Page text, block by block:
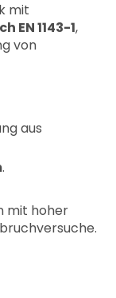
mit
EN 1143-1,
von
aus
.
mit hoher